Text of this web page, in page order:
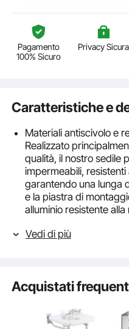
Pagamento
100% Sicuro
Privacy Sicura
Caratteristiche e
Materiali antiscivolo e
Realizzato
qualità, il nostro sedile
impermeabili,
garantendo una lunga
e la piastra di
alluminio resistente
Sperimenta il mix
antiscivolo, il nostro
supportando fino a
costante. Progettato
Vedi di più
Acquistati